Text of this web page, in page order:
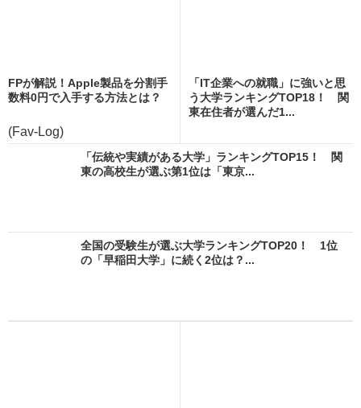
FPが解説！Apple製品を分割手
数料0円で入手する方法とは？
(Fav-Log)
「IT企業への就職」に強いと思
う大学ランキングTOP18！ 関
東在住者が選んだ1...
「伝統や実績がある大学」ランキングTOP15！ 関
東の高校生が選ぶ第1位は「東京...
全国の受験生が選ぶ大学ランキングTOP20！ 1位
の「早稲田大学」に続く2位は？...